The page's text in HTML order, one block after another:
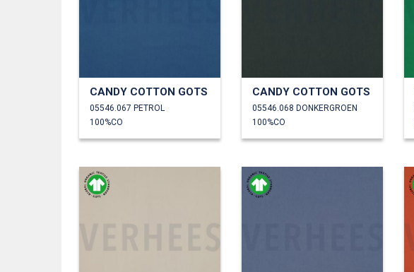
CANDY COTTON GOTS
05546.067 PETROL
100%CO
CANDY COTTON GOTS
05546.068 DONKERGROEN
100%CO